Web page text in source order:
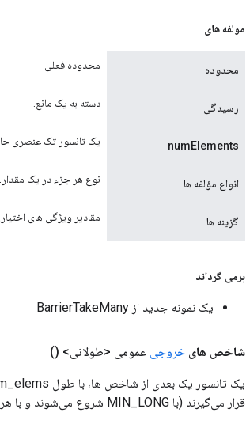
مولفه های
محدوده محدوده فعلی
رسیدگی دسته به یک مانع.
numElements یک تانسور تک عنصری
انواع مؤلفه ها نوع هر جزء در یک مقدار.
گزینه ها مقادیر ویژگی های
برمی گرداند
یک نمونه جدید از BarrierTakeMany
شاخص های خروجی عمومی <طولانی> ()
قرار می‌گیرند (با MIN_LONG شروع می‌شوند و با هر BarrierInsertMany افزایش می‌یابند).